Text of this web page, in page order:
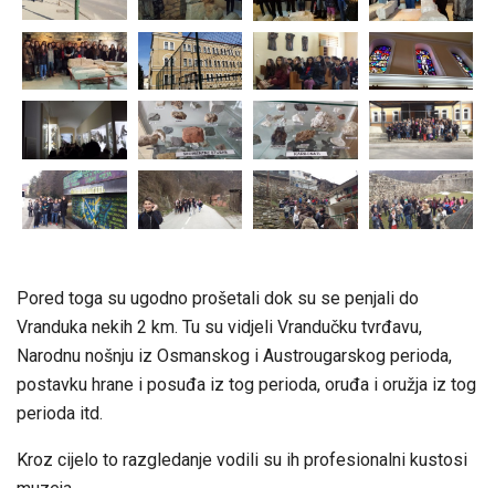
Pored toga su ugodno prošetali dok su se penjali do
Vranduka nekih 2 km. Tu su vidjeli Vrandučku tvrđavu,
Narodnu nošnju iz Osmanskog i Austrougarskog perioda,
postavku hrane i posuđa iz tog perioda, oruđa i oružja iz tog
perioda itd.
Kroz cijelo to razgledanje vodili su ih profesionalni kustosi